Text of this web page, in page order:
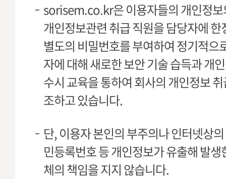
sorisem.co.kr은 이용자들의 개인정보
개인정보관련 취급 직원을 담당자에
별도의 비밀번호를 부여하여 정기적으
자에 대해 새로한 보안 기술 습득과 개
수시 교육을 통하여 회사의 개인정보
조하고 있습니다.
단, 이용자 본인의 부주의나 인터넷상
민등록번호 등 개인정보가 유출해 발
체의 책임을 지지 않습니다.